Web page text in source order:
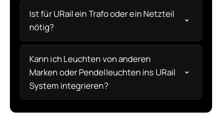
Ist für URail ein Trafo oder ein Netzteil
nötig?
Kann ich Leuchten von anderen
Marken oder Pendelleuchten ins URail
System integrieren?